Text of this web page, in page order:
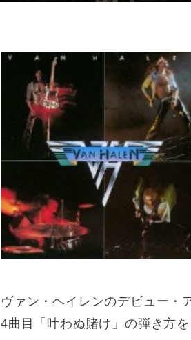
ヴァン・ヘイレンのデビュー・
4曲目「叶わぬ賭け」の弾き方